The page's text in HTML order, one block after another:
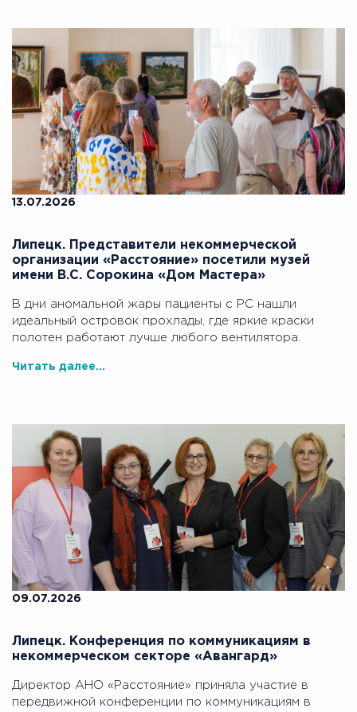
13.07.2026
Липецк. Представители некоммерческой
организации «Расстояние» посетили музей
имени В.С. Сорокина «Дом Мастера»
В дни аномальной жары пациенты с РС нашли
идеальный островок прохлады, где яркие краски
полотен работают лучше любого вентилятора.
Читать далее...
09.07.2026
Липецк. Конференция по коммуникациям в
некоммерческом секторе «Авангард»
Директор АНО «Расстояние» приняла участие в
передвижной конференции по коммуникациям в